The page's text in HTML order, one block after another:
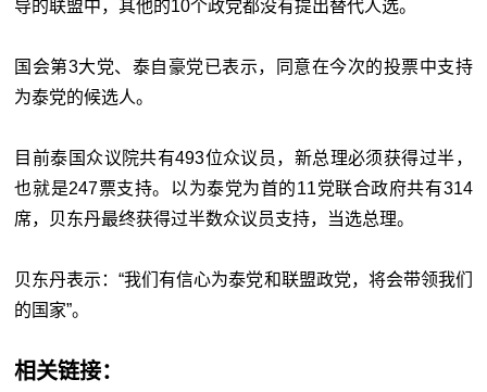
导的联盟中，其他的10个政党都没有提出替代人选。
国会第3大党、泰自豪党已表示，同意在今次的投票中支持
为泰党的候选人。
目前泰国众议院共有493位众议员，新总理必须获得过半，
也就是247票支持。以为泰党为首的11党联合政府共有314
席，贝东丹最终获得过半数众议员支持，当选总理。
贝东丹表示：“我们有信心为泰党和联盟政党，将会带领我们
的国家”。
相关链接：